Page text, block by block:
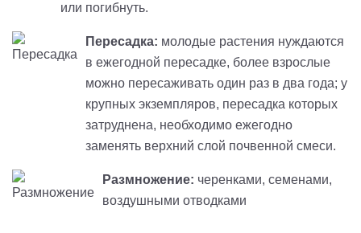
или погибнуть.
Пересадка: молодые растения нуждаются
в ежегодной пересадке, более взрослые
можно пересаживать один раз в два года; у
крупных экземпляров, пересадка которых
затруднена, необходимо ежегодно
заменять верхний слой почвенной смеси.
Размножение: черенками, семенами,
воздушными отводками